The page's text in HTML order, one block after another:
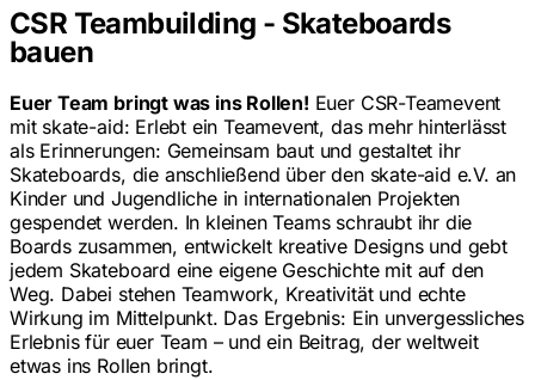
CSR Teambuilding - Skateboards
bauen
Euer Team bringt was ins Rollen! Euer CSR-Teamevent
mit skate-aid: Erlebt ein Teamevent, das mehr hinterlässt
als Erinnerungen: Gemeinsam baut und gestaltet ihr
Skateboards, die anschließend über den skate-aid e.V. an
Kinder und Jugendliche in internationalen Projekten
gespendet werden. In kleinen Teams schraubt ihr die
Boards zusammen, entwickelt kreative Designs und gebt
jedem Skateboard eine eigene Geschichte mit auf den
Weg. Dabei stehen Teamwork, Kreativität und echte
Wirkung im Mittelpunkt. Das Ergebnis: Ein unvergessliches
Erlebnis für euer Team – und ein Beitrag, der weltweit
etwas ins Rollen bringt.